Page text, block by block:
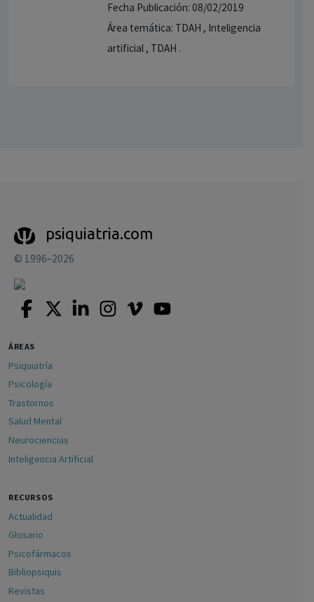
Fecha Publicación: 08/02/2019
Área temática: TDAH , Inteligencia
artificial , TDAH .
psiquiatria.com
© 1996–2026
ÁREAS
Psiquiatría
Psicología
Trastornos
Salud Mental
Neurociencias
Inteligencia Artificial
RECURSOS
Actualidad
Glosario
Psicofármacos
Bibliopsiquis
Revistas